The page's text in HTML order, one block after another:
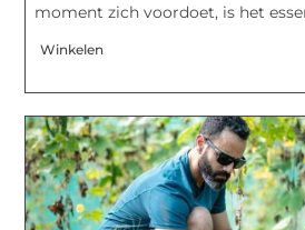
moment zich voordoet, is het
Winkelen